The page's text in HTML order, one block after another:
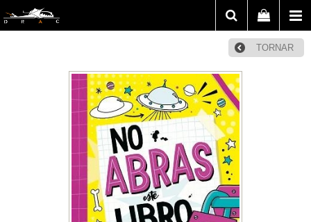
TORNAR